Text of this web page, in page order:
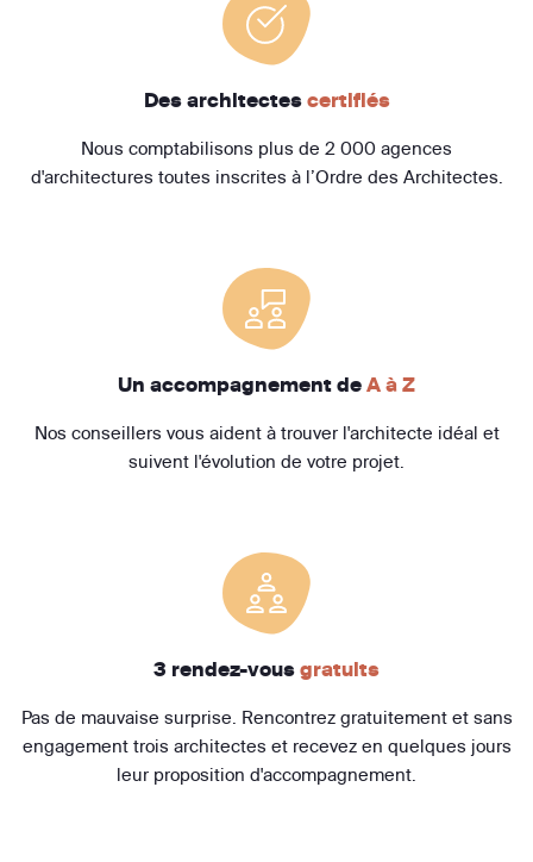
Des architectes certifiés
Nous comptabilisons plus de 2 000 agences
d'architectures toutes inscrites à l’Ordre des Architectes.
Un accompagnement de A à Z
Nos conseillers vous aident à trouver l'architecte idéal et
suivent l'évolution de votre projet.
3 rendez-vous gratuits
Pas de mauvaise surprise. Rencontrez gratuitement et sans
engagement trois architectes et recevez en quelques jours
leur proposition d'accompagnement.